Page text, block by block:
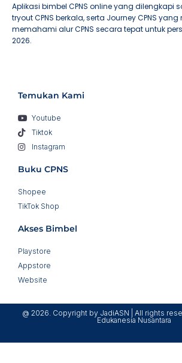
Aplikasi bimbel CPNS online yang dilengkapi
tryout CPNS berkala, serta Journey CPNS
memahami alur CPNS secara tepat untuk
2026.
Temukan Kami
Youtube
Tiktok
Instagram
Buku CPNS
Shopee
TikTok Shop
Akses Bimbel
Playstore
Appstore
Website
@ 2026. Copyright by JadiASN | All rights
Edukanesia Nusantara